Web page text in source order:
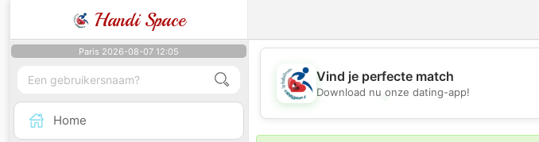
Handi Space
Paris 2026-08-07 12:05
Home
💖
Vind je perfecte match
Download nu onze dating-app!